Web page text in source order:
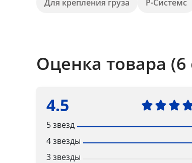
Для крепления груза Р-Системс
Оценка товара
4.5
5 звезд
4 звезды
3 звезды